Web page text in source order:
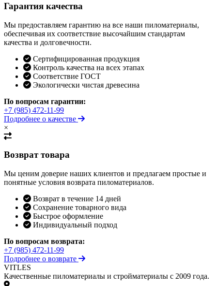
Гарантия качества
Мы предоставляем гарантию на все наши пиломатериалы,
обеспечивая их соответствие высочайшим стандартам
качества и долговечности.
Сертифицированная продукция
Контроль качества на всех этапах
Соответствие ГОСТ
Экологически чистая древесина
По вопросам гарантии:
+7 (985) 472-11-99
Подробнее о качестве
×
Возврат товара
Мы ценим доверие наших клиентов и предлагаем простые и
понятные условия возврата пиломатериалов.
Возврат в течение 14 дней
Сохранение товарного вида
Быстрое оформление
Индивидуальный подход
По вопросам возврата:
+7 (985) 472-11-99
Подробнее о возврате
VITLES
Качественные пиломатериалы и стройматериалы с 2009 года.